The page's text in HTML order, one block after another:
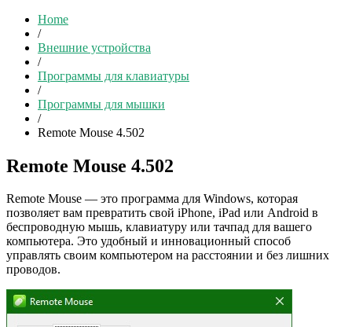
Home
/
Внешние устройства
/
Программы для клавиатуры
/
Программы для мышки
/
Remote Mouse 4.502
Remote Mouse 4.502
Remote Mouse — это программа для Windows, которая
позволяет вам превратить свой iPhone, iPad или Android в
беспроводную мышь, клавиатуру или тачпад для вашего
компьютера. Это удобный и инновационный способ
управлять своим компьютером на расстоянии и без лишних
проводов.